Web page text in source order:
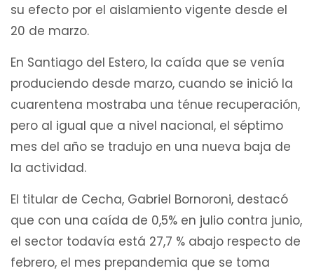
su efecto por el aislamiento vigente desde el
20 de marzo.
En Santiago del Estero, la caída que se venía
produciendo desde marzo, cuando se inició la
cuarentena mostraba una ténue recuperación,
pero al igual que a nivel nacional, el séptimo
mes del año se tradujo en una nueva baja de
la actividad.
El titular de Cecha, Gabriel Bornoroni, destacó
que con una caída de 0,5% en julio contra junio,
el sector todavía está 27,7 % abajo respecto de
febrero, el mes prepandemia que se toma